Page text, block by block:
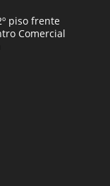
piso frente
Comercial